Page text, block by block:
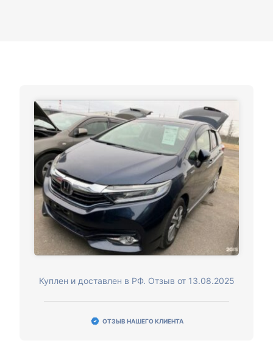
Куплен и доставлен в РФ. Отзыв от 13.08.2025
ОТЗЫВ НАШЕГО КЛИЕНТА